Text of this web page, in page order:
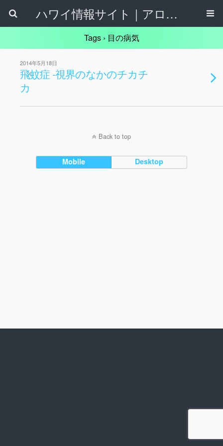
ハワイ情報サイト｜アロハタウンネット
Tags › 目の病気
2014年5月18日
飛蚊症 -視界のなかのチカチ
カ
Back to top
Mobile Desktop